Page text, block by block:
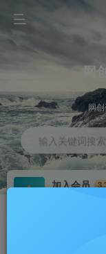
网
网
输入关键词搜索
加入会员